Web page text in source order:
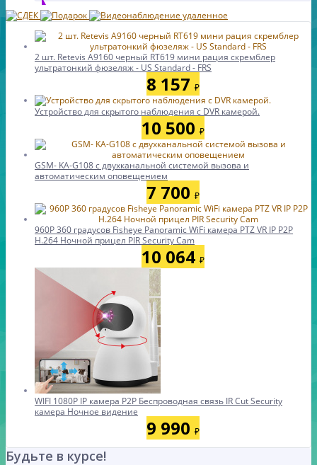
2 шт. Retevis A9160 черный RT619 мини рация скремблер
ультратонкий фюзеляж - US Standard - FRS
8 157 ₽
Устройство для скрытого наблюдения с DVR камерой.
10 500 ₽
GSM- KA-G108 с двухканальной системой вызова и
автоматическим оповещением
7 700 ₽
960P 360 градусов Fisheye Panoramic WiFi камера PTZ VR IP P2P
H.264 Ночной прицел PIR Security Cam
10 064 ₽
WIFI 1080P IP камера P2P Беспроводная связь IR Cut Security
камера Ночное видение
9 990 ₽
Будьте в курсе!